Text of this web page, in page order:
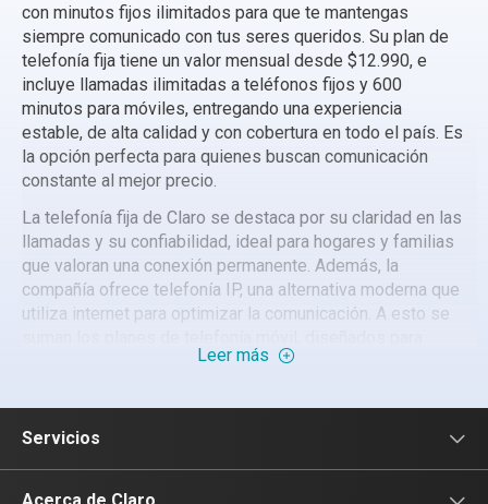
con minutos fijos ilimitados para que te mantengas
siempre comunicado con tus seres queridos. Su plan de
telefonía fija tiene un valor mensual desde $12.990, e
incluye llamadas ilimitadas a teléfonos fijos y 600
minutos para móviles, entregando una experiencia
estable, de alta calidad y con cobertura en todo el país. Es
la opción perfecta para quienes buscan comunicación
constante al mejor precio.
La telefonía fija de Claro se destaca por su claridad en las
llamadas y su confiabilidad, ideal para hogares y familias
que valoran una conexión permanente. Además, la
compañía ofrece telefonía IP, una alternativa moderna que
utiliza internet para optimizar la comunicación. A esto se
ofrecer flexibilidad, datos y minutos con promociones
opciones adaptadas a distintos perfiles, incluyendo el
plan telefonía adulto mayor, pensado para quienes buscan
un servicio simple y económico. Además, los planes
Leer más
Servicios
Servicios Móviles